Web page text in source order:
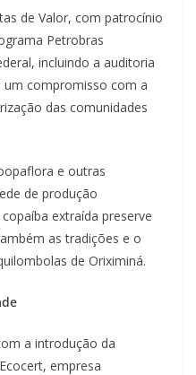
de Valor, com patrocínio
Petrobras
incluindo a auditoria
um compromisso com a
das comunidades
e outras
de produção
extraída preserve
as tradições e o
de Oriximiná.
a introdução da
empresa